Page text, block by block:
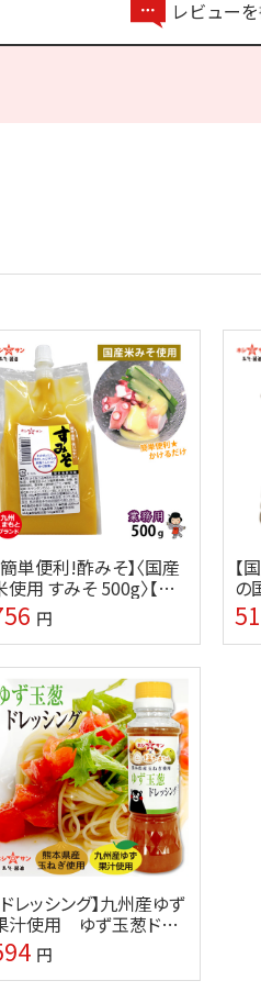
レビューを
簡単便利!酢みそ】〈国産
使用 すみそ 500g〉【九
熊本の老舗味噌屋ホシ
ン】 円
【
の
醤
ドレッシング】九州産ゆず
汁使用 ゆず玉葱ドレ
シング 200ml 【九州く
もと☆老舗ホシサン】
円